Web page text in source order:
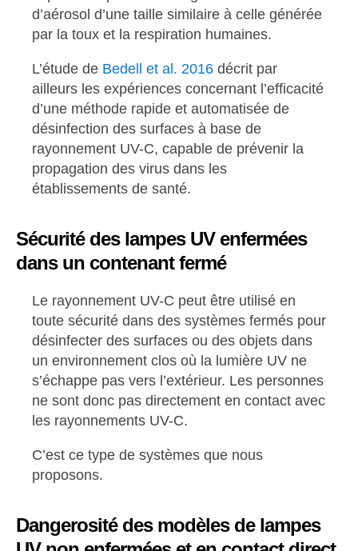
d’aérosol d’une taille similaire à celle générée
par la toux et la respiration humaines.
L’étude de Bedell et al. 2016 décrit par
ailleurs les expériences concernant l’efficacité
d’une méthode rapide et automatisée de
désinfection des surfaces à base de
rayonnement UV-C, capable de prévenir la
propagation des virus dans les
établissements de santé.
Sécurité des lampes UV enfermées
dans un contenant fermé
Le rayonnement UV-C peut être utilisé en
toute sécurité dans des systèmes fermés pour
désinfecter des surfaces ou des objets dans
un environnement clos où la lumière UV ne
s’échappe pas vers l’extérieur. Les personnes
ne sont donc pas directement en contact avec
les rayonnements UV-C.
C’est ce type de systèmes que nous
proposons.
Dangerosité des modèles de lampes